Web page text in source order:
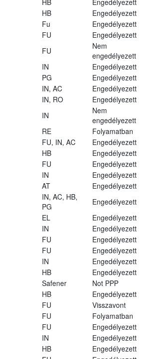
HB Engedélyezett
Fu Engedélyezett
FU Engedélyezett
FU
Nem
engedélyezett
IN Engedélyezett
PG Engedélyezett
IN, AC Engedélyezett
IN, RO Engedélyezett
IN
Nem
engedélyezett
RE
Folyamatban
FU, IN, AC Engedélyezett
HB Engedélyezett
FU Engedélyezett
IN Engedélyezett
AT Engedélyezett
IN, AC, HB,
PG
Engedélyezett
EL Engedélyezett
IN Engedélyezett
FU Engedélyezett
FU Engedélyezett
IN Engedélyezett
HB Engedélyezett
Safener Not PPP
HB Engedélyezett
FU Visszavont
FU Folyamatban
FU Engedélyezett
IN Engedélyezett
HB Engedélyezett